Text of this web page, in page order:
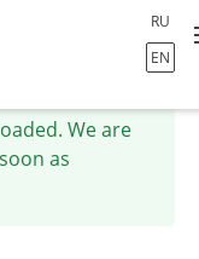
RU
EN
We are
as